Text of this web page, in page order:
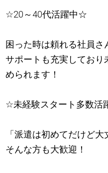
☆20～40代活躍中☆
困った時は頼れる社員さ
サポートも充実してお
められます！
☆未経験スタート多数活
「派遣は初めてだけど大
そんな方も大歓迎！